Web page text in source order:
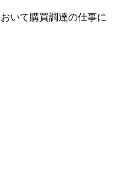
いて購買調達の仕事に